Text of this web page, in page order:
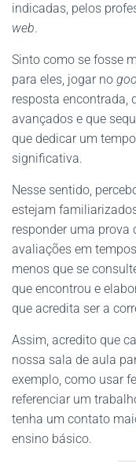
indicadas, pelos
web.
Sinto como se fosse
para eles, jogar no
resposta encontrada,
avançados e que
que dedicar um
significativa.
Nesse sentido,
estejam
responder uma prova
avaliações em
menos que se
que encontrou e
que acredita ser a
Assim, acredito que
nossa sala de aula
exemplo, como usar
referenciar um
tenha um contato
ensino básico.